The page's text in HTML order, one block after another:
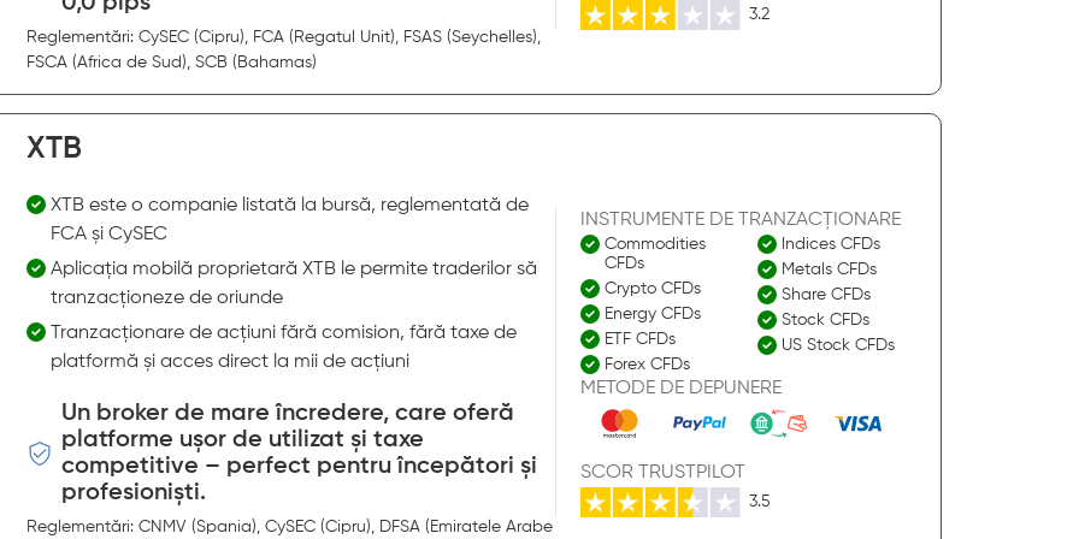
Reglementări: CySEC (Cipru), FCA (Regatul Unit), FSAS (Seychelles),
FSCA (Africa de Sud), SCB (Bahamas)
3.2
XTB
XTB este o companie listată la bursă, reglementată de
FCA și CySEC
Aplicația mobilă proprietară XTB le permite traderilor să
tranzacționeze de oriunde
Tranzacționare de acțiuni fără comision, fără taxe de
platformă și acces direct la mii de acțiuni
Un broker de mare încredere, care oferă
platforme ușor de utilizat și taxe
competitive – perfect pentru începători și
profesioniști.
Reglementări: CNMV (Spania), CySEC (Cipru), DFSA (Emiratele Arabe
INSTRUMENTE DE TRANZACȚIONARE
Commodities
CFDs
Crypto CFDs
Energy CFDs
ETF CFDs
Forex CFDs
Indices CFDs
Metals CFDs
Share CFDs
Stock CFDs
US Stock CFDs
METODE DE DEPUNERE
SCOR TRUSTPILOT
3.5